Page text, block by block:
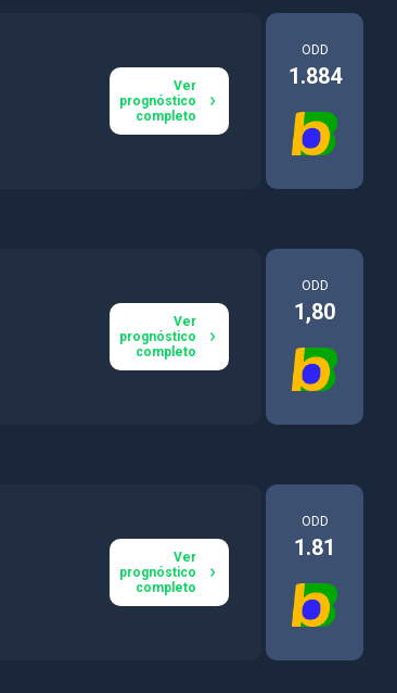
Ver
prognóstico
completo
ODD
1.884
Ver
prognóstico
completo
ODD
1,80
Ver
prognóstico
completo
ODD
1.81